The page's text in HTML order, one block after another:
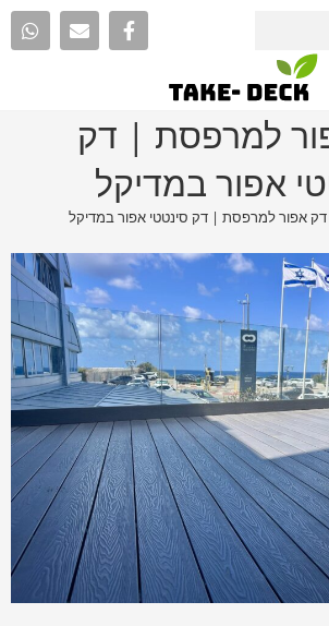
למרפסת | דק
אפור במדיקל
דק אפור למרפסת | דק סינטטי אפור במדיקל